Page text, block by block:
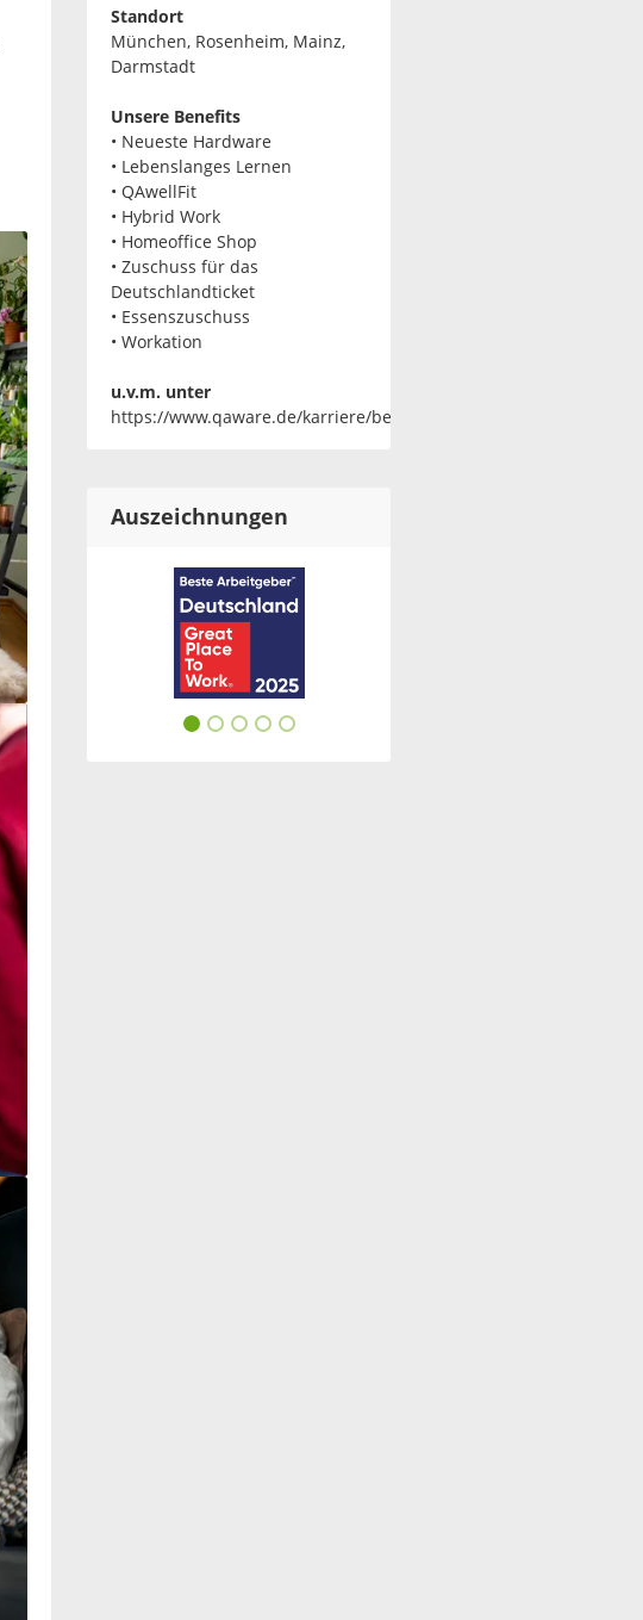
Standort
München, Rosenheim, Mainz,
Darmstadt
Unsere Benefits
• Neueste Hardware
• Lebenslanges Lernen
• QAwellFit
• Hybrid Work
• Homeoffice Shop
• Zuschuss für das
Deutschlandticket
• Essenszuschuss
• Workation
u.v.m. unter
https://www.qaware.de/karriere/benefits/
Auszeichnungen